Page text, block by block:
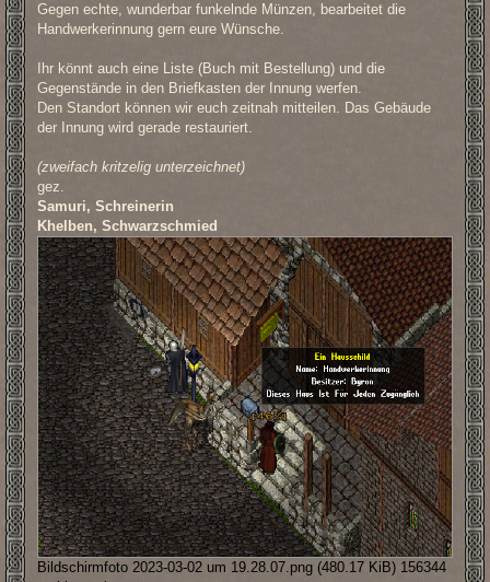
Gegen echte, wunderbar funkelnde Münzen, bearbeitet die
Handwerkerinnung gern eure Wünsche.
Ihr könnt auch eine Liste (Buch mit Bestellung) und die
Gegenstände in den Briefkasten der Innung werfen.
Den Standort können wir euch zeitnah mitteilen. Das Gebäude
der Innung wird gerade restauriert.
(zweifach kritzelig unterzeichnet)
gez.
Samuri, Schreinerin
Khelben, Schwarzschmied
Bildschirm­foto 2023-03-02 um 19.28.07.png (480.17 KiB) 156344